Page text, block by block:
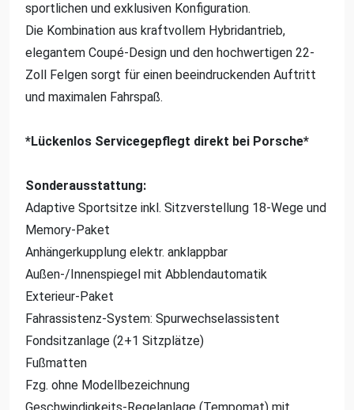
sportlichen und exklusiven Konfiguration.
Die Kombination aus kraftvollem Hybridantrieb,
elegantem Coupé-Design und den hochwertigen 22-
Zoll Felgen sorgt für einen beeindruckenden Auftritt
und maximalen Fahrspaß.
*Lückenlos Servicegepflegt direkt bei Porsche*
Sonderausstattung:
Adaptive Sportsitze inkl. Sitzverstellung 18-Wege und
Memory-Paket
Anhängerkupplung elektr. anklappbar
Außen-/Innenspiegel mit Abblendautomatik
Exterieur-Paket
Fahrassistenz-System: Spurwechselassistent
Fondsitzanlage (2+1 Sitzplätze)
Fußmatten
Fzg. ohne Modellbezeichnung